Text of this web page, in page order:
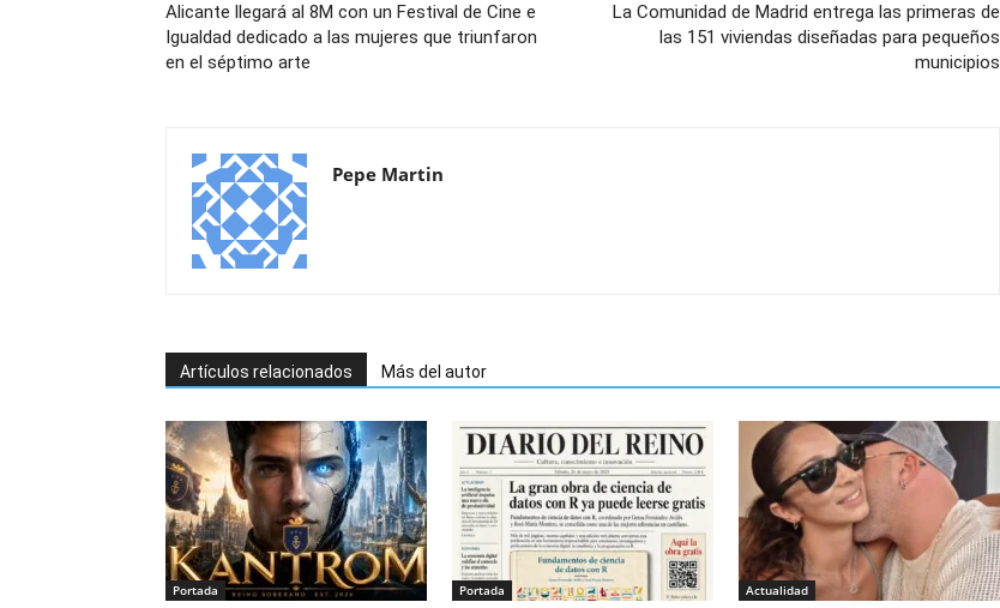
Alicante llegará al 8M con un Festival de Cine e
Igualdad dedicado a las mujeres que triunfaron
en el séptimo arte
La Comunidad de Madrid entrega las primeras de
las 151 viviendas diseñadas para pequeños
municipios
Pepe Martin
Artículos relacionados Más del autor
Portada Portada Actualidad